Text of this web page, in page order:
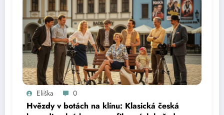
Eliška 0
Hvězdy v botách na klínu: Klasická česká